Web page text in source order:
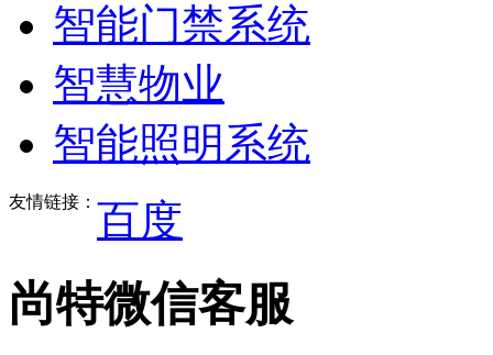
智能门禁系统
智慧物业
智能照明系统
友情链接： 百度
尚特微信客服